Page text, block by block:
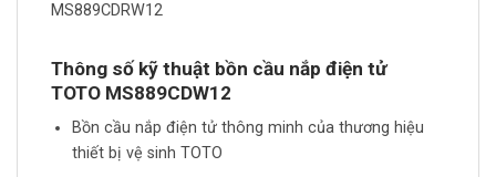
MS889CDRW12
Thông số kỹ thuật bồn cầu nắp điện tử
TOTO MS889CDW12
Bồn cầu nắp điện tử thông minh của thương hiệu
thiết bị vệ sinh TOTO